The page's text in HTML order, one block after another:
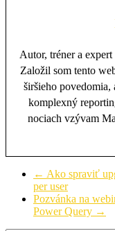
Autor, tréner a
Založil som tento
širšieho
komplexný
nociach vzývam
← Ako spraviť
per user
Pozvánka na
Power Query →